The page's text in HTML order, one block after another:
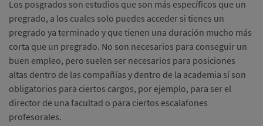
Los posgrados son estudios que son más específicos que un
pregrado, a los cuales solo puedes acceder si tienes un
pregrado ya terminado y que tienen una duración mucho más
corta que un pregrado. No son necesarios para conseguir un
buen empleo, pero suelen ser necesarios para posiciones
altas dentro de las compañías y dentro de la academia sí son
obligatorios para ciertos cargos, por ejemplo, para ser el
director de una facultad o para ciertos escalafones
profesorales.